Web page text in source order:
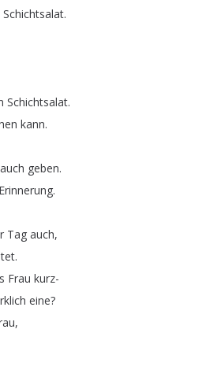
Schichtsalat.
Schichtsalat.
kann.
geben.
Erinnerung.
Tag auch,
.
Frau kurz-
eine?
,